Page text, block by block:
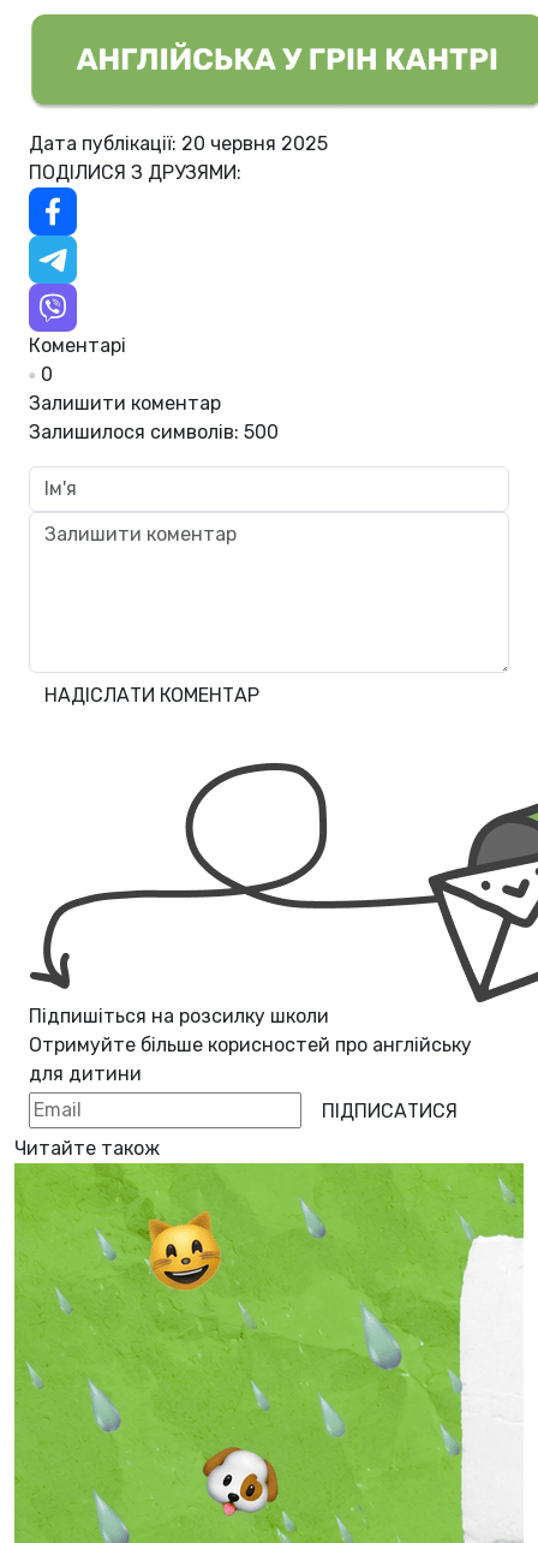
Дата публікації: 20 червня 2025
ПОДІЛИСЯ З ДРУЗЯМИ:
Коментарі
0
Залишити коментар
Залишилося символів: 500
НАДІСЛАТИ КОМЕНТАР
Підпишіться на розсилку школи
Отримуйте більше корисностей про англійську
для дитини
ПІДПИСАТИСЯ
Читайте також